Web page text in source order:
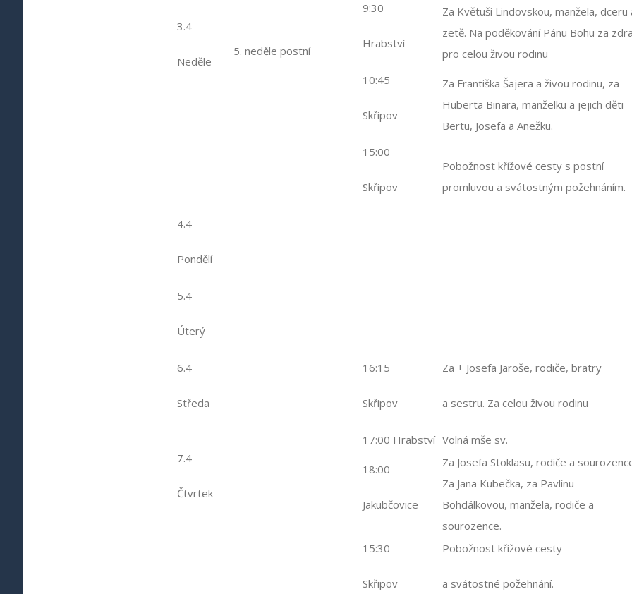
3.4
Neděle
5. neděle postní
9:30
Hrabství
Za Květuši Lindovskou, manžela, dceru
zetě. Na poděkování Pánu Bohu za
pro celou živou rodinu
10:45
Skřipov
Za Františka Šajera a živou rodinu, za
Huberta Binara, manželku a jejich děti
Bertu, Josefa a Anežku.
15:00
Skřipov
Pobožnost křížové cesty s postní
promluvou a svátostným požehnáním.
4.4
Pondělí
5.4
Úterý
6.4
Středa
16:15
Skřipov
Za + Josefa Jaroše, rodiče, bratry
a sestru. Za celou živou rodinu
7.4
Čtvrtek
17:00 Hrabství Volná mše sv.
18:00
Jakubčovice
Za Josefa Stoklasu, rodiče a
Za Jana Kubečka, za Pavlínu
Bohdálkovou, manžela, rodiče a
sourozence.
15:30
Skřipov
Pobožnost křížové cesty
a svátostné požehnání.